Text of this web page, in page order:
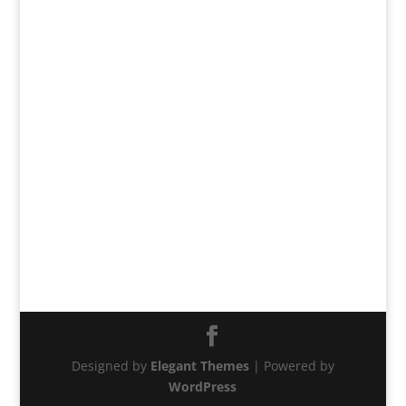
Designed by Elegant Themes| Powered by
WordPress